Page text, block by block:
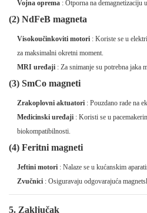
Vojna oprema : Otporna na demagnetizaciju
(2) NdFeB magneta
Visokoučinkoviti motori : Koriste se u
za maksimalni okretni moment.
MRI uređaji : Za snimanje su potrebna jaka
(3) SmCo magneti
Zrakoplovni aktuatori : Pouzdano rade na
Medicinski uređaji : Koristi se u
biokompatibilnosti.
(4) Feritni magneti
Jeftini motori : Nalaze se u kućanskim
Zvučnici : Osiguravaju odgovarajuća
5. Zaključak